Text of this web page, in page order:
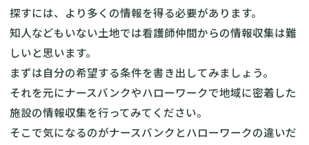
探すには、より多くの情報を得る必要があります。
知人などもいない土地では看護師仲間からの情報収集は難
しいと思います。
まずは自分の希望する条件を書き出してみましょう。
それを元にナースバンクやハローワークで地域に密着した
施設の情報収集を行ってみてください。
そこで気になるのがナースバンクとハローワークの違いだ